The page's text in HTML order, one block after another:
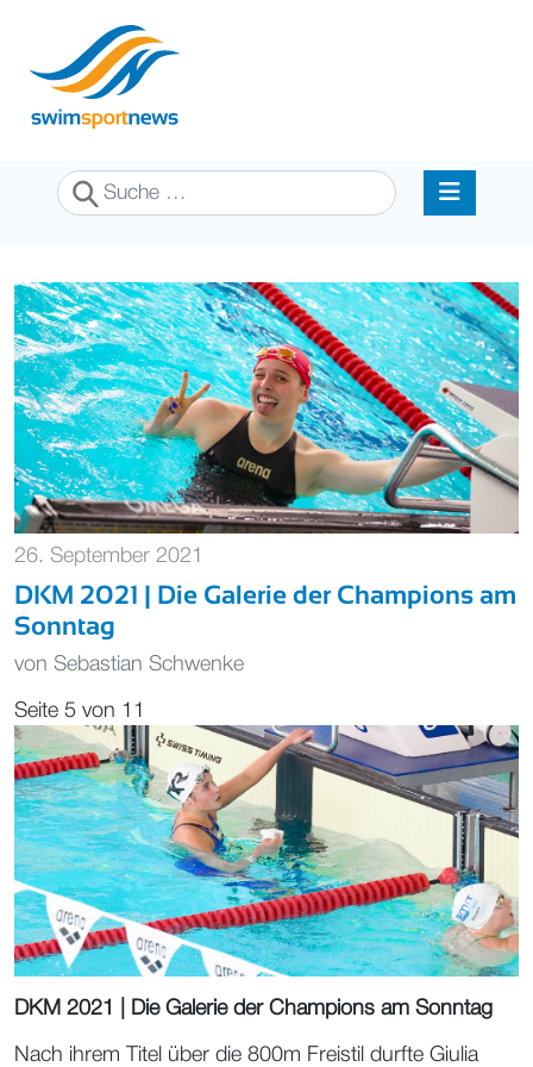
Suchen
26. September 2021
DKM 2021 | Die Galerie der Champions am
Sonntag
von Sebastian Schwenke
Seite 5 von 11
DKM 2021 | Die Galerie der Champions am Sonntag
Nach ihrem Titel über die 800m Freistil durfte Giulia